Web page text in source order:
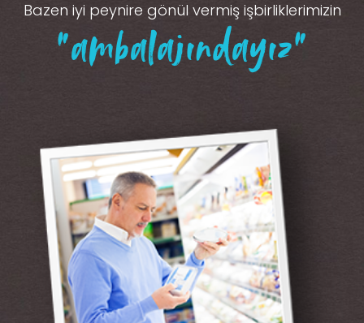
Bazen iyi peynire gönül vermiş işbirliklerimizin
“ambalajındayız”